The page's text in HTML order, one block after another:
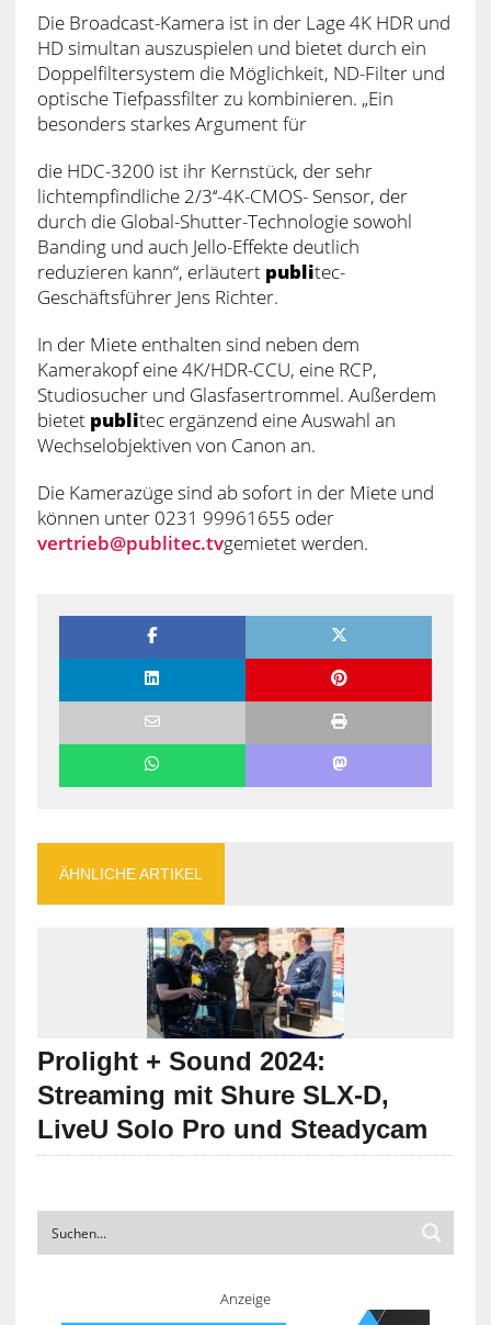
Die Broadcast-Kamera ist in der Lage 4K HDR und
HD simultan auszuspielen und bietet durch ein
Doppelfiltersystem die Möglichkeit, ND-Filter und
optische Tiefpassfilter zu kombinieren. „Ein
besonders starkes Argument für
die HDC-3200 ist ihr Kernstück, der sehr
lichtempfindliche 2/3‘‘-4K-CMOS- Sensor, der
durch die Global-Shutter-Technologie sowohl
Banding und auch Jello-Effekte deutlich
reduzieren kann“, erläutert publitec-
Geschäftsführer Jens Richter.
In der Miete enthalten sind neben dem
Kamerakopf eine 4K/HDR-CCU, eine RCP,
Studiosucher und Glasfasertrommel. Außerdem
bietet publitec ergänzend eine Auswahl an
Wechselobjektiven von Canon an.
Die Kamerazüge sind ab sofort in der Miete und
können unter 0231 99961655 oder
vertrieb@publitec.tvgemietet werden.
ÄHNLICHE ARTIKEL
Prolight + Sound 2024:
Streaming mit Shure SLX-D,
LiveU Solo Pro und Steadycam
Anzeige